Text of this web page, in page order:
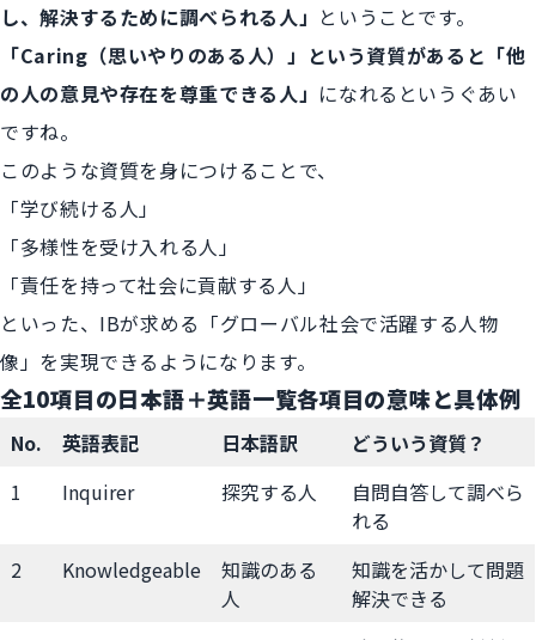
し、解決するために調べられる人」 ということです。
「Caring（思いやりのある人）」という資質があると「他
の人の意見や存在を尊重できる人」 になれるというぐあい
ですね。
このような資質を身につけることで、
「学び続ける人」
「多様性を受け入れる人」
「責任を持って社会に貢献する人」
といった、IBが求める「グローバル社会で活躍する人物
像」を実現できるようになります。
全10項目の日本語＋英語一覧各項目の意味と具体例
No. 英語表記 日本語訳
どういう資質？
1
Inquirer 探究する人
自問自答して調べら
れる
2
Knowledgeable
知識のある
人
知識を活かして問題
解決できる